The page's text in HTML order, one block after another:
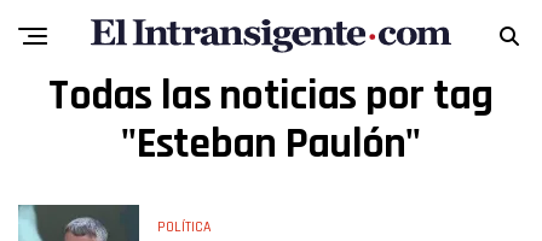
Todas las noticias por tag
"Esteban Paulón"
POLÍTICA